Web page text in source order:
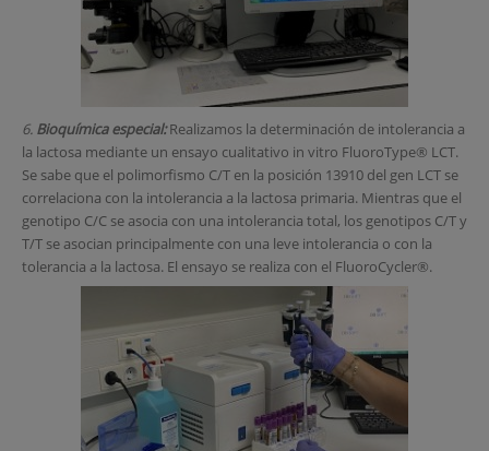
6. Bioquímica especial:Realizamos la determinación de intolerancia a
la lactosa mediante un ensayo cualitativo in vitro FluoroType® LCT.
Se sabe que el polimorfismo C/T en la posición 13910 del gen LCT se
correlaciona con la intolerancia a la lactosa primaria. Mientras que el
genotipo C/C se asocia con una intolerancia total, los genotipos C/T y
T/T se asocian principalmente con una leve intolerancia o con la
tolerancia a la lactosa. El ensayo se realiza con el FluoroCycler®.